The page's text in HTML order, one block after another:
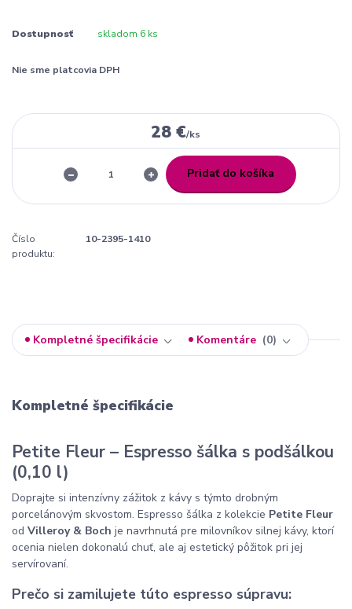
Dostupnosť skladom 6 ks
Nie sme platcovia DPH
28 €/ks
Pridať do košíka
Číslo
produktu:
10-2395-1410
Kompletné špecifikácie Komentáre 0
Kompletné špecifikácie
Petite Fleur – Espresso šálka s podšálkou
(0,10 l)
Doprajte si intenzívny zážitok z kávy s týmto drobným
porcelánovým skvostom. Espresso šálka z kolekcie Petite Fleur
od Villeroy & Boch je navrhnutá pre milovníkov silnej kávy, ktorí
ocenia nielen dokonalú chuť, ale aj estetický pôžitok pri jej
servírovaní.
Prečo si zamilujete túto espresso súpravu: